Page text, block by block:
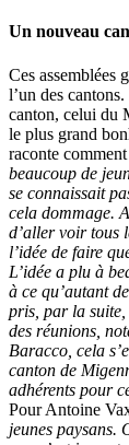
Un nouveau
Ces assemblées
l’un des
canton, celui du
le plus grand
raconte
beaucoup de
se connaissait
cela dommage.
d’aller voir tous
l’idée de faire
L’idée a plu à
à ce qu’autant
pris, par la
des réunions,
Baracco, cela
canton de
adhérents pour
Pour Antoine
jeunes paysans.